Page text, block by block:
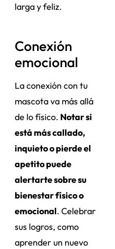
larga y feliz.
Conexión
emocional
La conexión con tu
mascota va más allá
de lo físico. Notar si
está más callado,
inquieto o pierde el
apetito puede
alertarte sobre su
bienestar físico o
emocional. Celebrar
sus logros, como
aprender un nuevo